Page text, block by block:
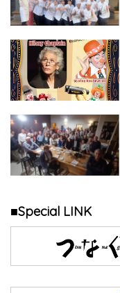
■Special LINK